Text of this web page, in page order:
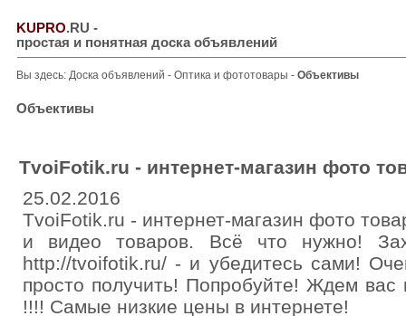
KUPRO.RU -
простая и понятная доска объявлений
Вы здесь: Доска объявлений - Оптика и фототовары - Объективы
Объективы
TvoiFotik.ru - интернет-магазин фото
25.02.2016
TvoiFotik.ru - интернет-магазин фото
и видео товаров. Всё что нужно!
http://tvoifotik.ru/ - и убедитесь сами!
просто получить! Попробуйте! Ждем
!!!! Самые низкие цены в интернете!